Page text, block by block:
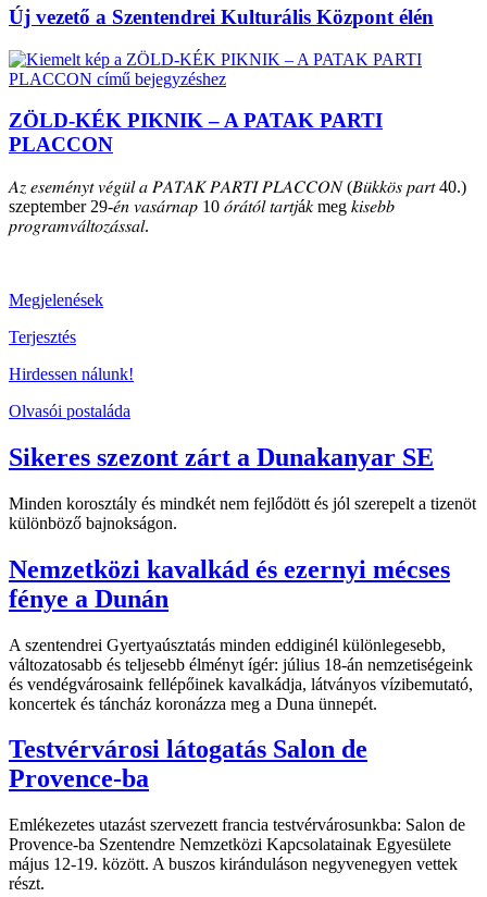
Új vezető a Szentendrei Kulturális Központ élén
ZÖLD-KÉK PIKNIK – A PATAK PARTI
PLACCON
𝐴𝑧 𝑒𝑠𝑒𝑚𝑒́𝑛𝑦𝑡 𝑣𝑒́𝑔𝑢̈𝑙 𝑎 𝑃𝐴𝑇𝐴𝐾 𝑃𝐴𝑅𝑇𝐼 𝑃𝐿𝐴𝐶𝐶𝑂𝑁 (𝐵𝑢̈𝑘𝑘𝑜̈𝑠 𝑝𝑎𝑟𝑡 40.)
szeptember 29-𝑒́𝑛 𝑣𝑎𝑠𝑎́𝑟𝑛𝑎𝑝 10 𝑜́𝑟𝑎́𝑡𝑜́𝑙 𝑡𝑎𝑟𝑡𝑗á𝑘 meg 𝑘𝑖𝑠𝑒𝑏𝑏
𝑝𝑟𝑜𝑔𝑟𝑎𝑚𝑣𝑎́𝑙𝑡𝑜𝑧𝑎́𝑠𝑠𝑎𝑙.
Megjelenések
Terjesztés
Hirdessen nálunk!
Olvasói postaláda
Sikeres szezont zárt a Dunakanyar SE
Minden korosztály és mindkét nem fejlődött és jól szerepelt a tizenöt
különböző bajnokságon.
Nemzetközi kavalkád és ezernyi mécses
fénye a Dunán
A szentendrei Gyertyaúsztatás minden eddiginél különlegesebb,
változatosabb és teljesebb élményt ígér: július 18-án nemzetiségeink
és vendégvárosaink fellépőinek kavalkádja, látványos vízibemutató,
koncertek és táncház koronázza meg a Duna ünnepét.
Testvérvárosi látogatás Salon de
Provence-ba
Emlékezetes utazást szervezett francia testvérvárosunkba: Salon de
Provence-ba Szentendre Nemzetközi Kapcsolatainak Egyesülete
május 12-19. között. A buszos kiránduláson negyvenegyen vettek
részt.